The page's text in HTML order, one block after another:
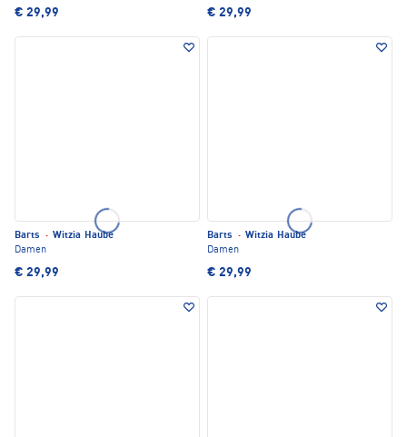
€ 29,99 € 29,99
Barts · Witzia Haube
Damen
€ 29,99
Barts · Witzia Haube
Damen
€ 29,99